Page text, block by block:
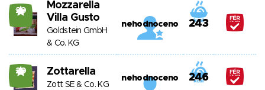
20
Mozzarella
Villa Gusto
Goldstein GmbH
& Co. KG
nehodnoceno 243
20 Zottarella
Zott SE & Co. KG
nehodnoceno 246